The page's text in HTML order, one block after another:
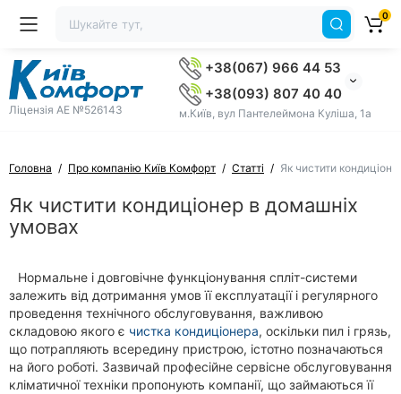
Ліцензія AE №526143
+38(067) 966 44 53
+38(093) 807 40 40
м.Київ, вул Пантелеймона Куліша, 1а
0
Головна Про компанію Київ Комфорт Статті Як чистити
Як чистити кондиціонер в домашніх
умовах
Нормальне і довговічне функціонування спліт-системи
залежить від дотримання умов її експлуатації і регулярного
проведення технічного обслуговування, важливою
складовою якого є чистка кондиціонера, оскільки пил і грязь,
що потрапляють всередину пристрою, істотно позначаються
на його роботі. Зазвичай професійне сервісне обслуговування
кліматичної техніки пропонують компанії, що займаються її